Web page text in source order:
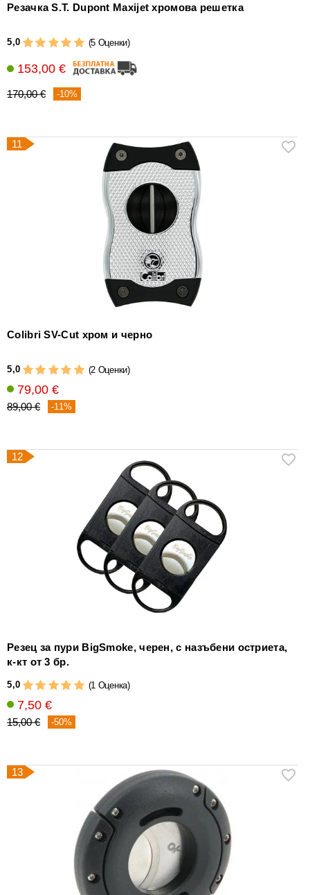
Резачка S.T. Dupont Maxijet хромова решетка
5,0 (5 Оценки)
153,00 €
170,00 € -10%
11
Colibri SV-Cut хром и черно
5,0 (2 Оценки)
79,00 €
89,00 € -11%
12
Резец за пури BigSmoke, черен, с назъбени остриета,
к-кт от 3 бр.
5,0 (1 Оценка)
7,50 €
15,00 € -50%
13